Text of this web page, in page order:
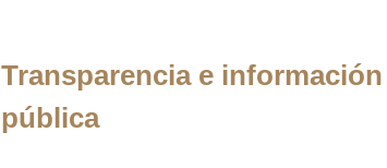
Transparencia e información
pública